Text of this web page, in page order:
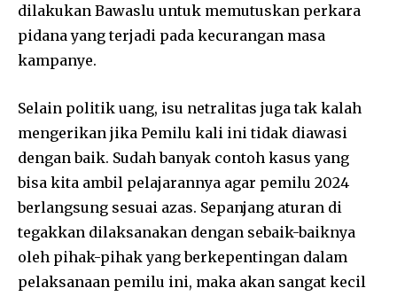
dilakukan Bawaslu untuk memutuskan perkara
pidana yang terjadi pada kecurangan masa
kampanye.
Selain politik uang, isu netralitas juga tak kalah
mengerikan jika Pemilu kali ini tidak diawasi
dengan baik. Sudah banyak contoh kasus yang
bisa kita ambil pelajarannya agar pemilu 2024
berlangsung sesuai azas. Sepanjang aturan di
tegakkan dilaksanakan dengan sebaik-baiknya
oleh pihak-pihak yang berkepentingan dalam
pelaksanaan pemilu ini, maka akan sangat kecil